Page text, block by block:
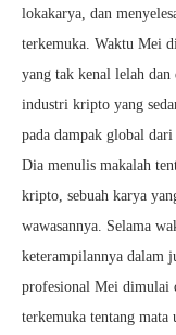
lokakarya, dan
terkemuka. Waktu Mei
yang tak kenal lelah
industri kripto yang
pada dampak global
Dia menulis makalah
kripto, sebuah karya
wawasannya. Selama
keterampilannya dalam
profesional Mei dimulai
terkemuka tentang mata